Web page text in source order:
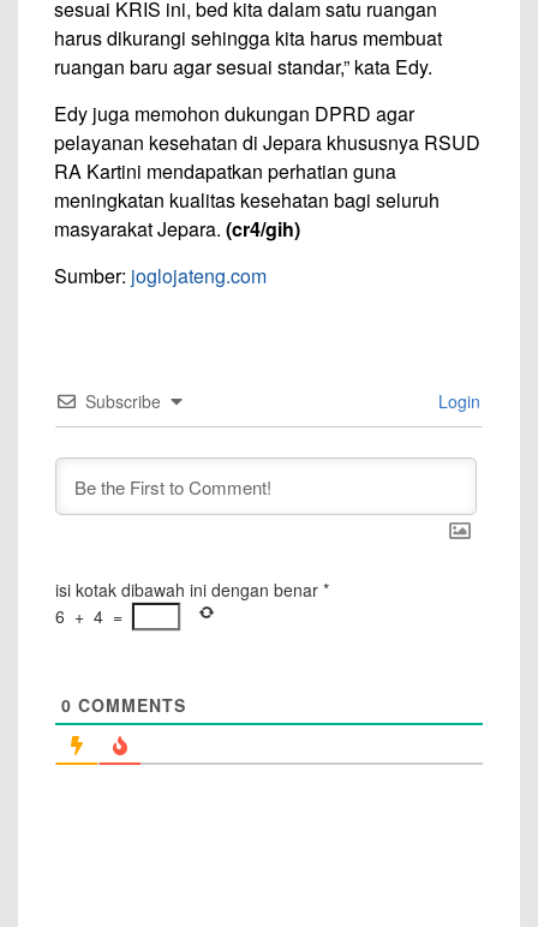
sesuai KRIS ini, bed kita dalam satu ruangan
harus dikurangi sehingga kita harus membuat
ruangan baru agar sesuai standar,” kata Edy.
Edy juga memohon dukungan DPRD agar
pelayanan kesehatan di Jepara khususnya RSUD
RA Kartini mendapatkan perhatian guna
meningkatan kualitas kesehatan bagi seluruh
masyarakat Jepara. (cr4/gih)
Sumber: joglojateng.com
Subscribe Login
isi kotak dibawah ini dengan benar *
6 + 4 =
0 COMMENTS